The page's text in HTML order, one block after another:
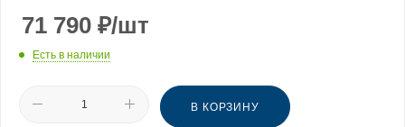
71 790 ₽/шт
Есть в наличии
В КОРЗИНУ